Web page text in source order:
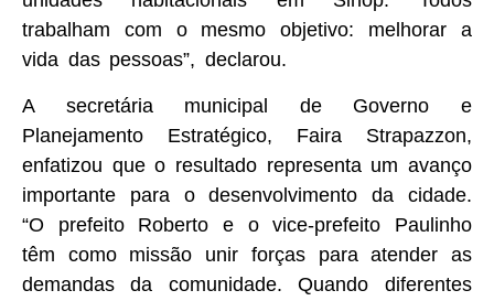
trabalham com o mesmo objetivo: melhorar a
vida das pessoas”, declarou.
A secretária municipal de Governo e
Planejamento Estratégico, Faira Strapazzon,
enfatizou que o resultado representa um avanço
importante para o desenvolvimento da cidade.
“O prefeito Roberto e o vice-prefeito Paulinho
têm como missão unir forças para atender as
demandas da comunidade. Quando diferentes